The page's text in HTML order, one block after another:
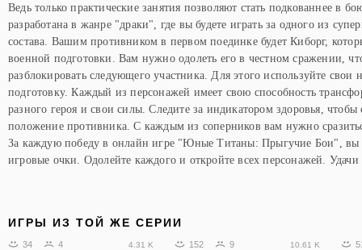
Ведь только практические занятия позволяют стать подкованнее в
разработана в жанре "драки", где вы будете играть за одного из
состава. Вашим противником в первом поединке будет Киборг,
военной подготовки. Вам нужно одолеть его в честном сражении,
разблокировать следующего участника. Для этого используйте свои
подготовку. Каждый из персонажей имеет свою способность
разного героя и свои силы. Следите за индикатором здоровья, чтобы
положение противника. С каждым из соперников вам нужно
За каждую победу в онлайн игре "Юные Титаны: Прыгучие Бои", вы
игровые очки. Одолейте каждого и откройте всех персонажей.
ИГРЫ ИЗ ТОЙ ЖЕ СЕРИИ
34 4 4.31 K 152 9 10.61 K